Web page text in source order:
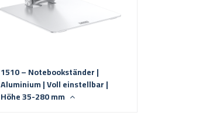
1510 – Notebookständer |
Aluminium | Voll einstellbar |
Höhe 35-280 mm